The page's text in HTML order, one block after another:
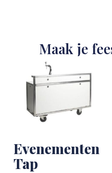
Maak je
Evenementen
Tap